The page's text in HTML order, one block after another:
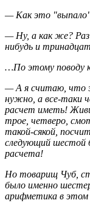
— Как это
— Ну, а как же? Раз
нибудь и
…По этому поводу
— А я считаю, что
нужно, а все-таки
расчет иметь!
трое, четверо,
такой-сякой,
следующий шестой
расчета!
Но товарищ Чуб,
было именно
арифметика в этом